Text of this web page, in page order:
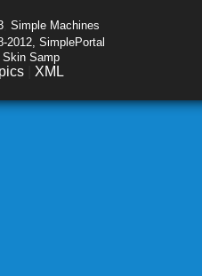
Simple Machines
2012, SimplePortal
Samp
XML